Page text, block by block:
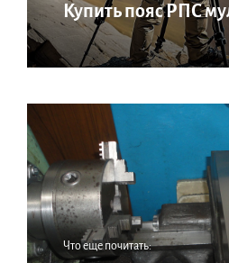
Купить пояс РПС
Что еще почитать: